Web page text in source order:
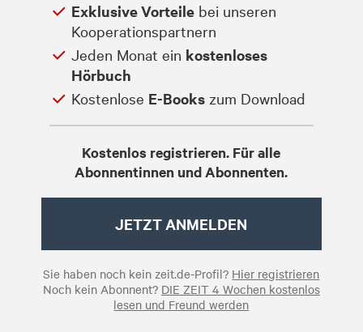
Exklusive Vorteilebei unseren
Kooperationspartnern
Jeden Monat ein kostenloses
Hörbuch
Kostenlose E-Bookszum Download
Kostenlos registrieren. Für alle
Abonnentinnen und Abonnenten.
JETZT ANMELDEN
Sie haben noch kein zeit.de-Profil? Hier registrieren
Noch kein Abonnent? DIE ZEIT 4 Wochen kostenlos
lesen und Freund werden